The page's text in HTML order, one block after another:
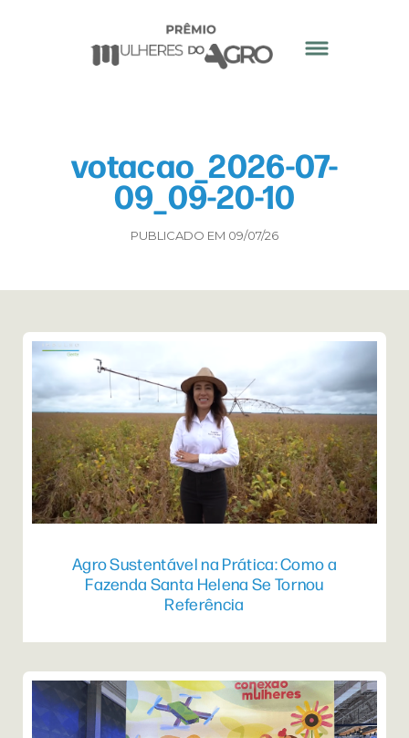
votacao_2026-07-
09_09-20-10
PUBLICADO EM 09/07/26
Agro Sustentável na Prática: Como a
Fazenda Santa Helena Se Tornou
Referência